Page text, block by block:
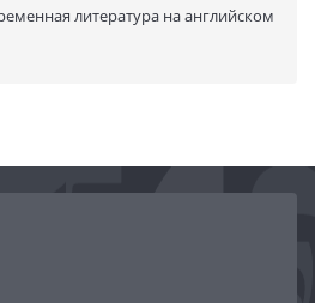
литература на английском